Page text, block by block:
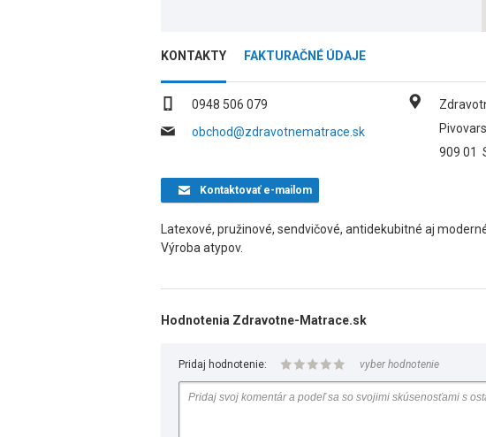
KONTAKTY FAKTURAČNÉ ÚDAJE
0948 506 079
obchod@zdravotnematrace.sk
909 01
Kontaktovaťe-mailom
Latexové, pružinové, sendvičové, antidekubitné aj
Výroba atypov.
Hodnotenia Zdravotne-Matrace.sk
Pridaj hodnotenie: vyber hodnotenie